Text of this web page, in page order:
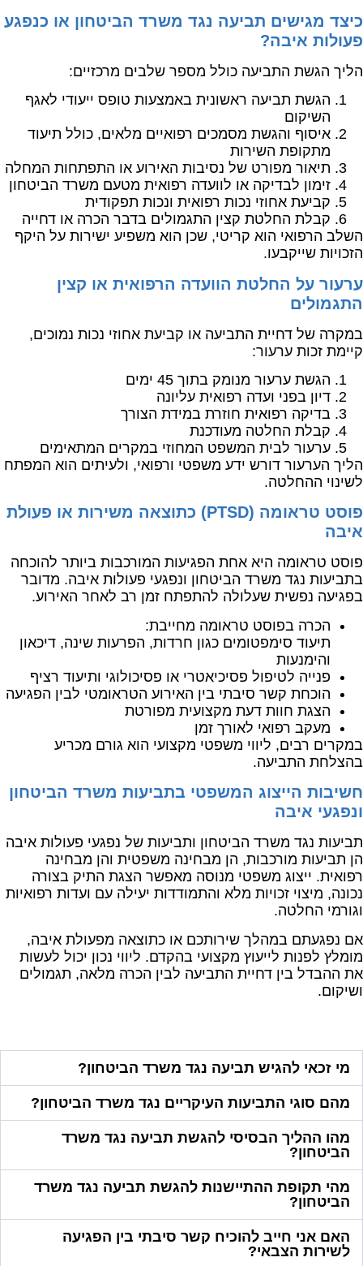
כיצד מגישים תביעה נגד משרד הביטחון או כנפגע
פעולות איבה?
הליך הגשת התביעה כולל מספר שלבים מרכזיים:
הגשת תביעה ראשונית באמצעות טופס ייעודי לאגף
השיקום
איסוף והגשת מסמכים רפואיים מלאים, כולל תיעוד
מתקופת השירות
תיאור מפורט של נסיבות האירוע או התפתחות המחלה
זימון לבדיקה או לוועדה רפואית מטעם משרד הביטחון
קביעת אחוזי נכות רפואית ונכות תפקודית
קבלת החלטת קצין התגמולים בדבר הכרה או דחייה
השלב הרפואי הוא קריטי, שכן הוא משפיע ישירות על היקף
הזכויות שייקבעו.
ערעור על החלטת הוועדה הרפואית או קצין
התגמולים
במקרה של דחיית התביעה או קביעת אחוזי נכות נמוכים,
קיימת זכות ערעור:
הגשת ערעור מנומק בתוך 45 ימים
דיון בפני ועדה רפואית עליונה
בדיקה רפואית חוזרת במידת הצורך
קבלת החלטה מעודכנת
ערעור לבית המשפט המחוזי במקרים המתאימים
הליך הערעור דורש ידע משפטי ורפואי, ולעיתים הוא המפתח
לשינוי ההחלטה.
פוסט טראומה (PTSD) כתוצאה משירות או פעולת
איבה
פוסט טראומה היא אחת הפגיעות המורכבות ביותר להוכחה
בתביעות נגד משרד הביטחון ונפגעי פעולות איבה. מדובר
בפגיעה נפשית שעלולה להתפתח זמן רב לאחר האירוע.
הכרה בפוסט טראומה מחייבת:
תיעוד סימפטומים כגון חרדות, הפרעות שינה, דיכאון
והימנעות
פנייה לטיפול פסיכיאטרי או פסיכולוגי ותיעוד רציף
הוכחת קשר סיבתי בין האירוע הטראומטי לבין הפגיעה
הצגת חוות דעת מקצועית מפורטת
מעקב רפואי לאורך זמן
במקרים רבים, ליווי משפטי מקצועי הוא גורם מכריע
בהצלחת התביעה.
חשיבות הייצוג המשפטי בתביעות משרד הביטחון
ונפגעי איבה
תביעות נגד משרד הביטחון ותביעות של נפגעי פעולות איבה
הן תביעות מורכבות, הן מבחינה משפטית והן מבחינה
רפואית. ייצוג משפטי מנוסה מאפשר הצגת התיק בצורה
נכונה, מיצוי זכויות מלא והתמודדות יעילה עם ועדות רפואיות
וגורמי החלטה.
אם נפגעתם במהלך שירותכם או כתוצאה מפעולת איבה,
מומלץ לפנות לייעוץ מקצועי בהקדם. ליווי נכון יכול לעשות
את ההבדל בין דחיית התביעה לבין הכרה מלאה, תגמולים
ושיקום.
מי זכאי להגיש תביעה נגד משרד הביטחון?
מהם סוגי התביעות העיקריים נגד משרד הביטחון?
מהו ההליך הבסיסי להגשת תביעה נגד משרד
הביטחון?
מהי תקופת ההתיישנות להגשת תביעה נגד משרד
הביטחון?
האם אני חייב להוכיח קשר סיבתי בין הפגיעה
לשירות הצבאי?